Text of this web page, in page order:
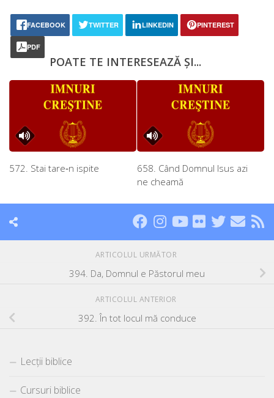
FACEBOOK TWITTER LINKEDIN PINTEREST
PDF
POATE TE INTERESEAZĂ ȘI...
572. Stai tare‑n ispite
658. Când Domnul Isus azi
ne cheamă
ARTICOLUL URMĂTOR
394. Da, Domnul e Păstorul meu
ARTICOLUL ANTERIOR
392. În tot locul mă conduce
Lecții biblice
Cursuri biblice